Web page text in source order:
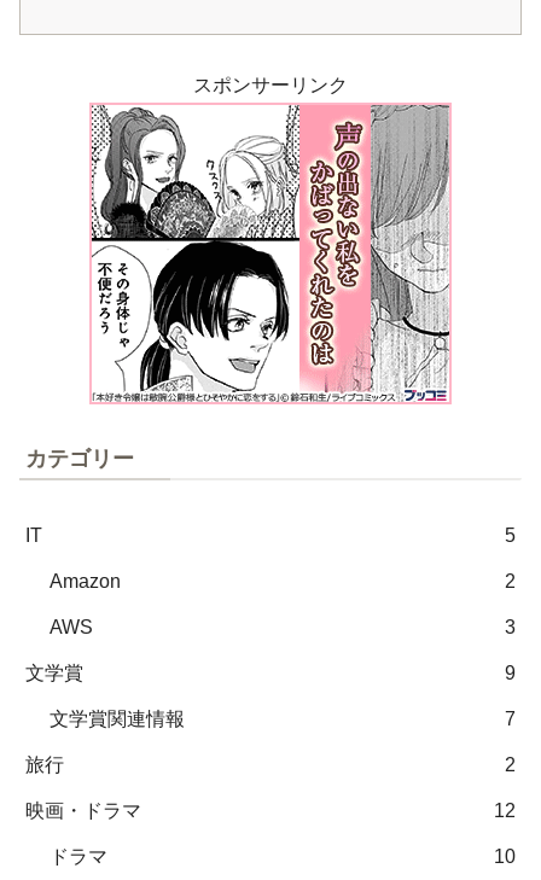
スポンサーリンク
カテゴリー
IT 5
Amazon 2
AWS 3
文学賞 9
文学賞関連情報 7
旅行 2
映画・ドラマ 12
ドラマ 10